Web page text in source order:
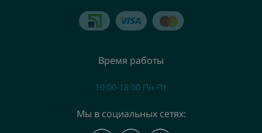
Время работы
10:00-18:00 Пн-Пт
Мы в социальных сетях: